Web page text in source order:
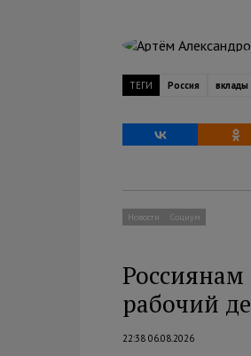
ТЕГИ Россия вклады
Новости Социум
рабочий
22:38 06.08.2026